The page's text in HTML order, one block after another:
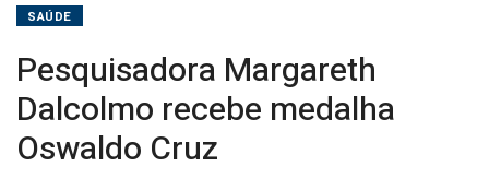
SAÚDE
Pesquisadora Margareth
Dalcolmo recebe medalha
Oswaldo Cruz